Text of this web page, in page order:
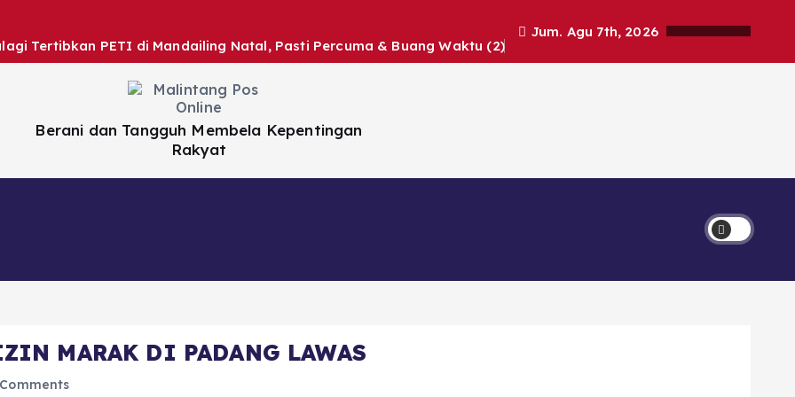
Tertibkan PETI di Mandailing Natal, Pasti Percuma & Buang Waktu (2)
Jum. Agu 7th, 2026
Berani dan Tangguh Membela Kepentingan
Rakyat
MARAK DI PADANG LAWAS